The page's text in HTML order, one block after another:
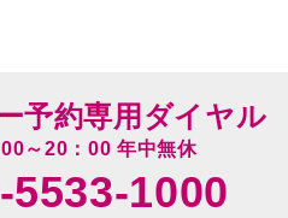
予約専用ダイヤル
～20：00 年中無休
5533-1000